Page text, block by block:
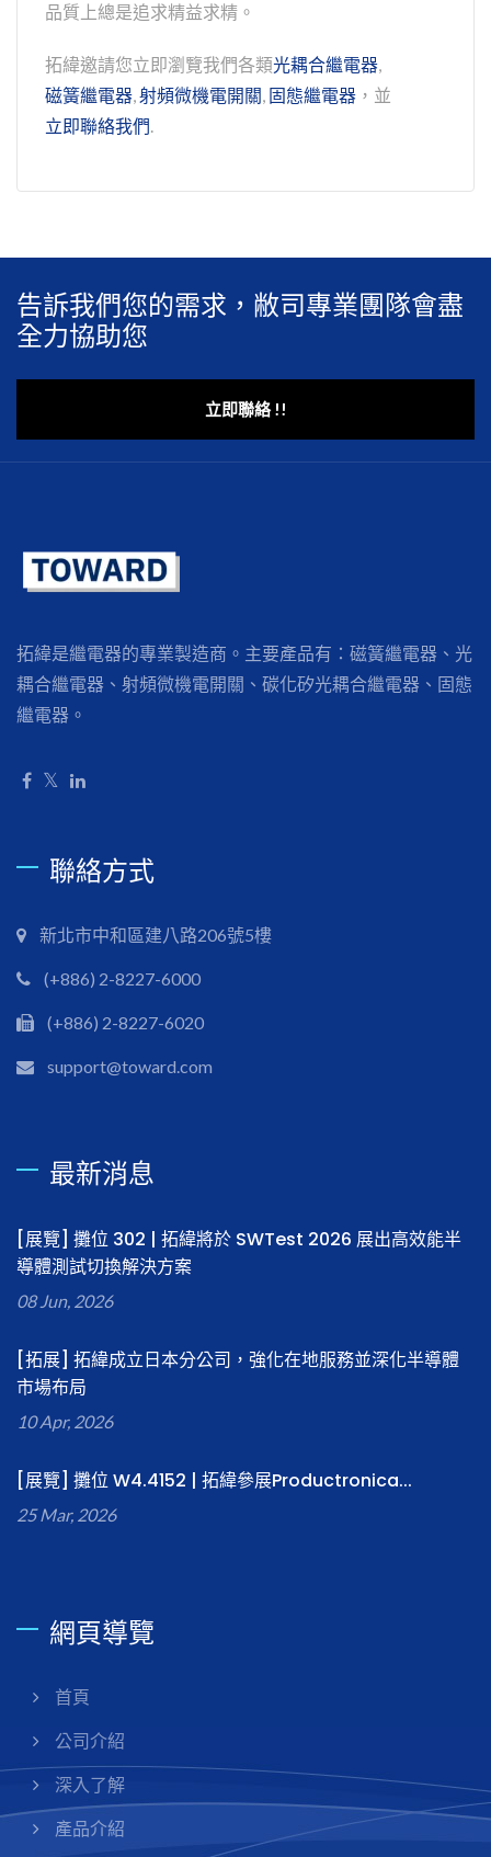
品質上總是追求精益求精。
拓緯邀請您立即瀏覽我們各類光耦合繼電器,
磁簧繼電器,射頻微機電開關, 固態繼電器 ，並
立即聯絡我們.
告訴我們您的需求，敝司專業團隊會盡
全力協助您
立即聯絡 !!
拓緯是繼電器的專業製造商。主要產品有：磁簧繼電器、光
耦合繼電器、射頻微機電開關、碳化矽光耦合繼電器、固態
繼電器。
聯絡方式
新北市中和區建八路206號5樓
(+886) 2-8227-6000
(+886) 2-8227-6020
support@toward.com
最新消息
[展覽] 攤位 302 | 拓緯將於 SWTest 2026 展出高效能半
導體測試切換解決方案
08 Jun, 2026
[拓展] 拓緯成立日本分公司，強化在地服務並深化半導體
市場布局
10 Apr, 2026
[展覽] 攤位 W4.4152 | 拓緯參展Productronica...
25 Mar, 2026
網頁導覽
首頁
公司介紹
深入了解
產品介紹